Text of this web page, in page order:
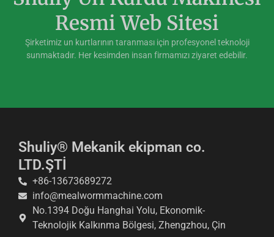
Resmi Web Sitesi
Şirketimiz un kurtlarının taranması için profesyonel teknoloji
sunmaktadır. Her kesimden insan firmamızı ziyaret edebilir.
Shuliy® Mekanik ekipman co.
LTD.ŞTİ
+86-13673689272
info@mealwormmachine.com
No.1394 Doğu Hanghai Yolu, Ekonomik-
Teknolojik Kalkınma Bölgesi, Zhengzhou, Çin